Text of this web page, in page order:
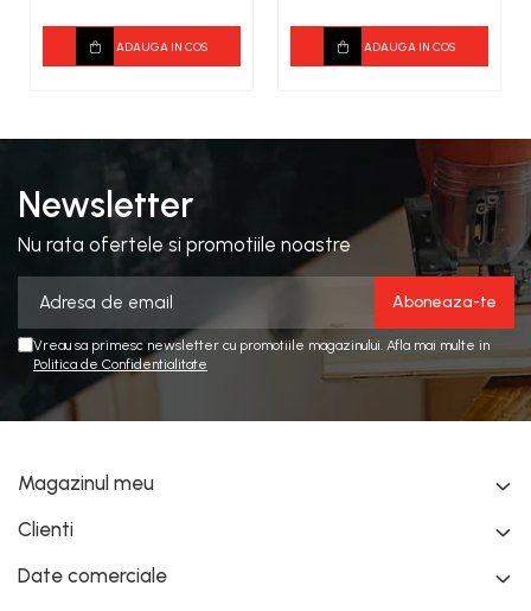
ADAUGA IN COS ADAUGA IN COS
Newsletter
Nu rata ofertele si promotiile noastre
Vreau sa primesc newsletter cu promotiile magazinului. Afla mai multe in
Politica de Confidentialitate
Magazinul meu
Clienti
Date comerciale